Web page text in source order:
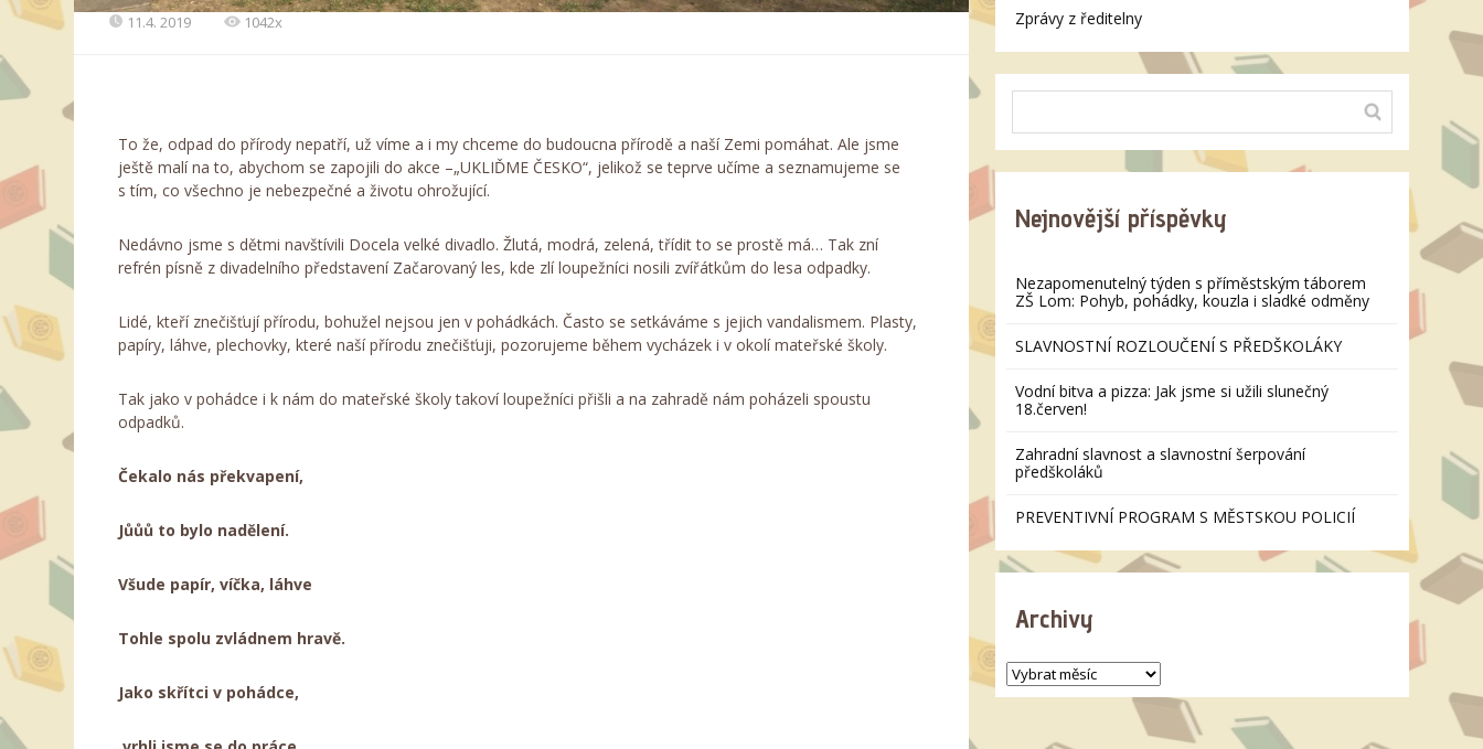
11.4. 2019 1042x
To že, odpad do přírody nepatří, už víme a i my chceme do budoucna přírodě a naší Zemi pomáhat. Ale jsme
ještě malí na to, abychom se zapojili do akce –„UKLIĎME ČESKO“, jelikož se teprve učíme a seznamujeme se
s tím, co všechno je nebezpečné a životu ohrožující.
Nedávno jsme s dětmi navštívili Docela velké divadlo. Žlutá, modrá, zelená, třídit to se prostě má… Tak zní
refrén písně z divadelního představení Začarovaný les, kde zlí loupežníci nosili zvířátkům do lesa odpadky.
Lidé, kteří znečišťují přírodu, bohužel nejsou jen v pohádkách. Často se setkáváme s jejich vandalismem. Plasty,
papíry, láhve, plechovky, které naší přírodu znečišťuji, pozorujeme během vycházek i v okolí mateřské školy.
Tak jako v pohádce i k nám do mateřské školy takoví loupežníci přišli a na zahradě nám poházeli spoustu
odpadků.
Čekalo nás překvapení,
Jůůů to bylo nadělení.
Všude papír, víčka, láhve
Tohle spolu zvládnem hravě.
Jako skřítci v pohádce,
Zprávy z ředitelny
Nejnovější příspěvky
Nezapomenutelný týden s příměstským táborem
ZŠ Lom: Pohyb, pohádky, kouzla i sladké odměny
SLAVNOSTNÍ ROZLOUČENÍ S PŘEDŠKOLÁKY
Vodní bitva a pizza: Jak jsme si užili slunečný
18.červen!
Zahradní slavnost a slavnostní šerpování
předškoláků
PREVENTIVNÍ PROGRAM S MĚSTSKOU POLICIÍ
Archivy